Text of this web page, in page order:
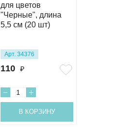
для цветов
"Черные", длина
5,5 см (20 шт)
Арт. 34376
110 ₽
В КОРЗИНУ